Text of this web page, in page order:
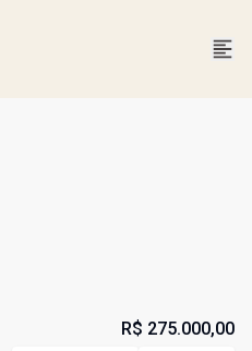
R$ 275.000,00